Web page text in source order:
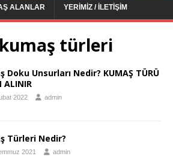
ALANLAR YERIMIZ / İLETIŞIM
türleri
Doku Unsurları Nedir? KUMAŞ TÜRÜ
ALINIR
2022 admin
Türleri Nedir?
2021 admin